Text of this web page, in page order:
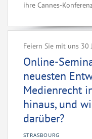
ihre Cannes-
Feiern Sie mit uns 30
Online-
neuesten
Medienrecht
hinaus, und
darüber?
STRASBOURG